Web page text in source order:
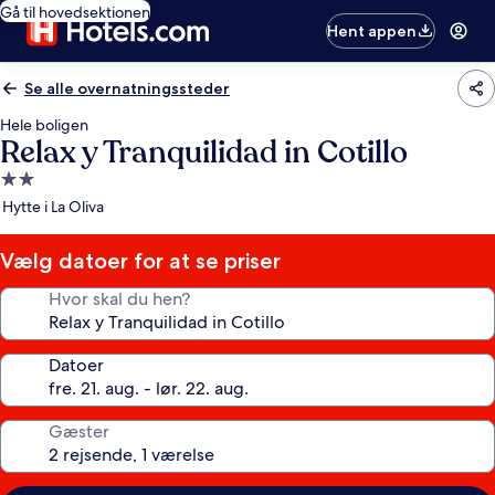
Gå til hovedsektionen
Hent appen
Se alle overnatningssteder
Hele boligen
Relax y Tranquilidad in Cotillo
2.0-
stjernet
Hytte i La Oliva
Vælg datoer for at se priser
Hvor skal du hen?
Datoer
Gæster